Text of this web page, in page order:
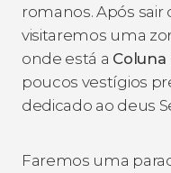
romanos. Após
visitaremos uma
onde está a
poucos vestígios
dedicado ao deus
Faremos uma